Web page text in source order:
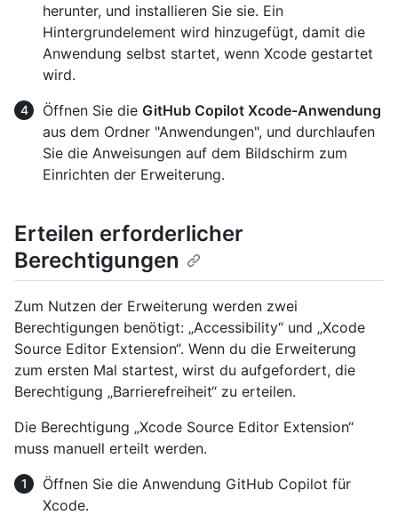
herunter, und installieren Sie sie. Ein
Hintergrundelement wird hinzugefügt, damit die
Anwendung selbst startet, wenn Xcode gestartet
wird.
Öffnen Sie die GitHub Copilot Xcode-Anwendung
aus dem Ordner "Anwendungen", und durchlaufen
Sie die Anweisungen auf dem Bildschirm zum
Einrichten der Erweiterung.
Erteilen erforderlicher
Berechtigungen
Zum Nutzen der Erweiterung werden zwei
Berechtigungen benötigt: „Accessibility“ und „Xcode
Source Editor Extension“. Wenn du die Erweiterung
zum ersten Mal startest, wirst du aufgefordert, die
Berechtigung „Barrierefreiheit“ zu erteilen.
Die Berechtigung „Xcode Source Editor Extension“
muss manuell erteilt werden.
Öffnen Sie die Anwendung GitHub Copilot für
Xcode.